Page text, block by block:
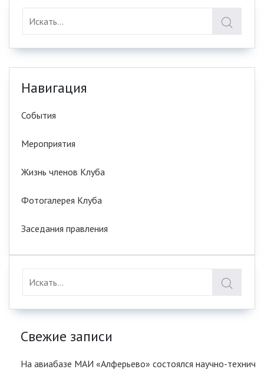
Навигация
События
Мероприятия
Жизнь членов Клуба
Фотогалерея Клуба
Заседания правления
Свежие записи
На авиабазе МАИ «Алферьево» состоялся научно-